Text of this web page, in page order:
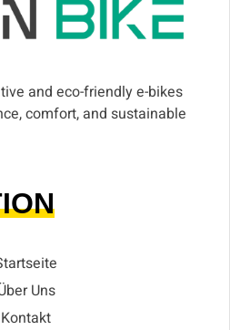
and eco-friendly e-bikes
comfort, and sustainable
Uns
Kontakt